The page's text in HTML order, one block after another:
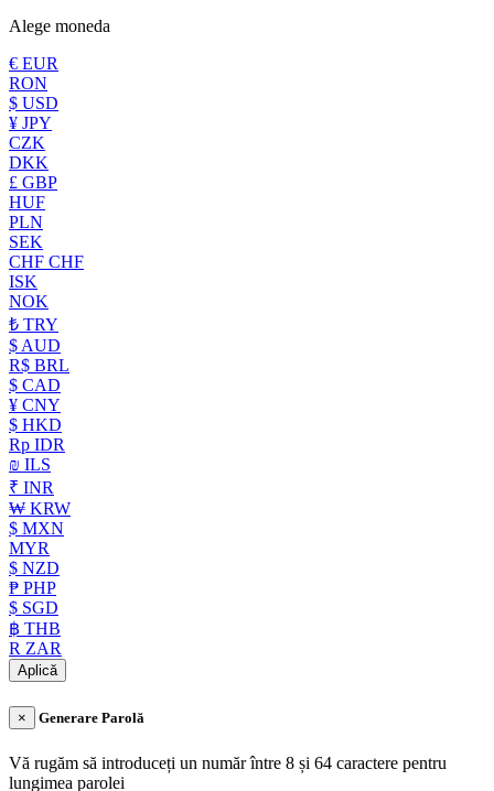
Alege moneda
€ EUR
RON
$ USD
¥ JPY
CZK
DKK
£ GBP
HUF
PLN
SEK
CHF CHF
ISK
NOK
₺ TRY
$ AUD
R$ BRL
$ CAD
¥ CNY
$ HKD
Rp IDR
₪ ILS
₹ INR
₩ KRW
$ MXN
MYR
$ NZD
₱ PHP
$ SGD
฿ THB
R ZAR
Aplică
× Generare Parolă
Vă rugăm să introduceți un număr între 8 și 64 caractere pentru
lungimea parolei